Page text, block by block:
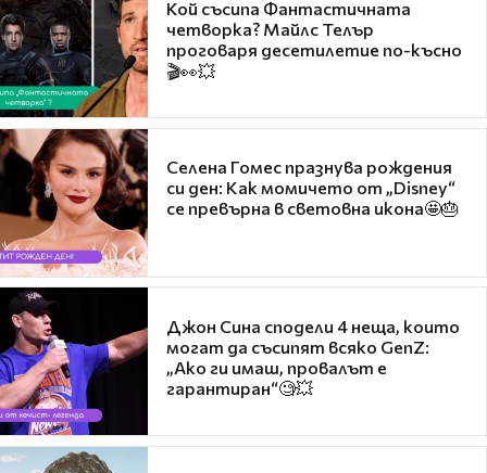
Кой съсипа Фантастичната
четворка? Майлс Телър
проговаря десетилетие по-късно
🎬👀💥
Селена Гомес празнува рождения
си ден: Как момичето от „Disney“
се превърна в световна икона🤩🎂
Джон Сина сподели 4 неща, които
могат да съсипят всяко GenZ:
„Ако ги имаш, провалът е
гарантиран“🧐💥